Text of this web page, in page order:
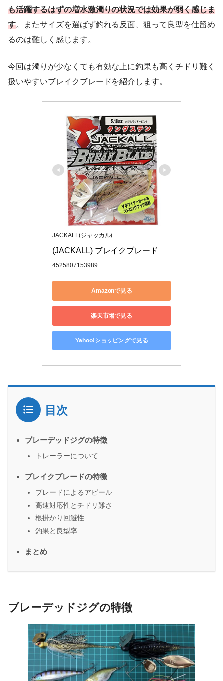
も活躍するはずの増水激濁りの状況では効果が弱く感じま
す。またサイズを選ばず釣れる反面、狙って良型を仕留め
るのは難しく感じます。
今回は濁りが少なくても有効な上に釣果も高くチドリ難く
扱いやすいブレイクブレードを紹介します。
JACKALL(ジャッカル)
(JACKALL) ブレイクブレード
4525807153989
Amazonで見る
楽天市場で見る
Yahoo!ショッピングで見る
目次
ブレーデッドジグの特徴
トレーラーについて
ブレイクブレードの特徴
ブレードによるアピール
高速対応性とチドリ難さ
根掛かり回避性
釣果と良型率
まとめ
ブレーデッドジグの特徴